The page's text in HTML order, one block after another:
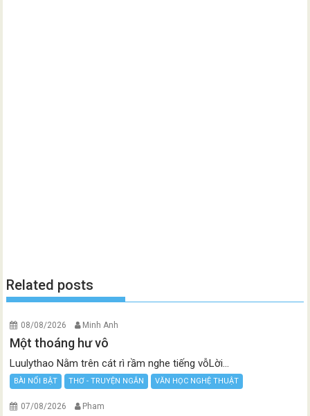
Related posts
08/08/2026 Minh Anh
Một thoáng hư vô
Luulythao Nằm trên cát rì rầm nghe tiếng vỗLời...
BÀI NỔI BẬT THƠ - TRUYỆN NGẮN VĂN HỌC NGHỆ THUẬT
07/08/2026 Pham